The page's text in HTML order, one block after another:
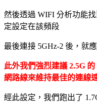
然後透過 WIFI 分析功能
定設定在該頻段
最後連接 5GHz-2 後，就
此外我們強烈建議 2.5G
網路線來維持最佳的連線
經此設定，我們跑出了